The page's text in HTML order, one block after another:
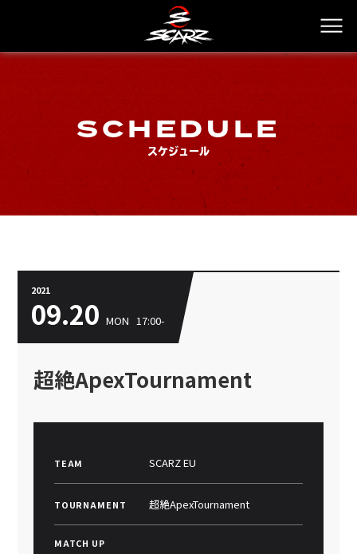
SCHEDULE
スケジュール
2021
09.20 MON 17:00-
超絶ApexTournament
TEAM SCARZ EU
TOURNAMENT 超絶ApexTournament
MATCH UP